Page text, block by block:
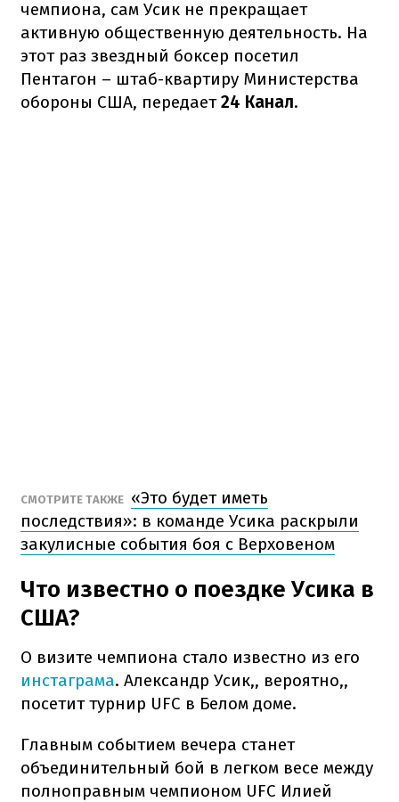
чемпиона, сам Усик не прекращает
активную общественную деятельность. На
этот раз звездный боксер посетил
Пентагон – штаб-квартиру Министерства
обороны США, передает24 Канал.
СМОТРИТЕ ТАКЖЕ «Это будет иметь
последствия»: в команде Усика раскрыли
закулисные события боя с Верховеном
Что известно о поездке Усика в
США?
О визите чемпиона стало известно из его
инстаграма. Александр Усик,, вероятно,,
посетит турнир UFC в Белом доме.
Главным событием вечера станет
объединительный бой в легком весе между
полноправным чемпионом UFC Илией